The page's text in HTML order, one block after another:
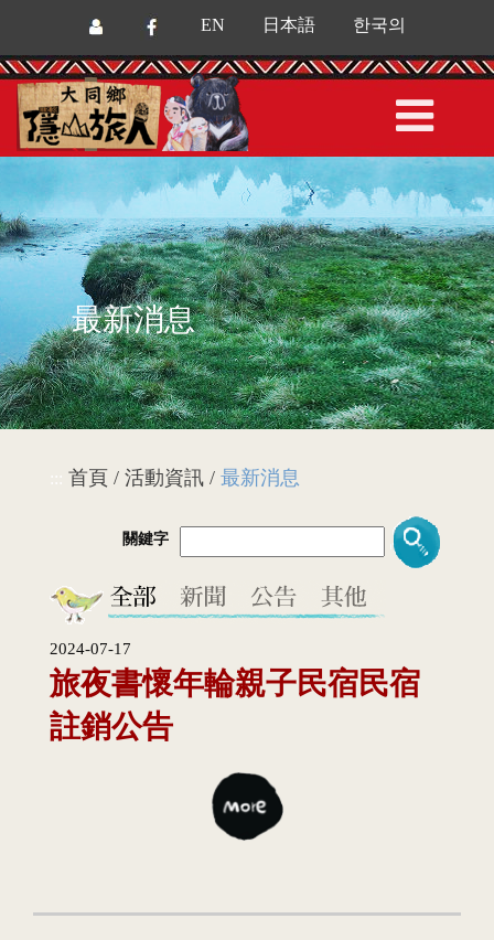
EN 日本語 한국의
最新消息
首頁 / 活動資訊 / 最新消息
關鍵字
2024-07-17
旅夜書懷年輪親子民宿民宿
註銷公告